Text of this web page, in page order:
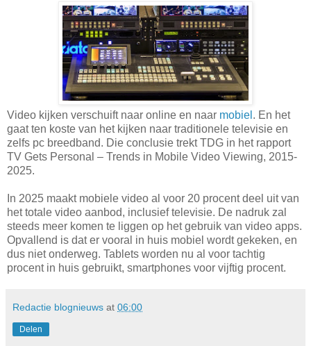
Video kijken verschuift naar online en naar mobiel . En het
gaat ten koste van het kijken naar traditionele televisie en
zelfs pc breedband. Die conclusie trekt TDG in het rapport
TV Gets Personal – Trends in Mobile Video Viewing, 2015-
2025.
In 2025 maakt mobiele video al voor 20 procent deel uit van
het totale video aanbod, inclusief televisie. De nadruk zal
steeds meer komen te liggen op het gebruik van video apps.
Opvallend is dat er vooral in huis mobiel wordt gekeken, en
dus niet onderweg. Tablets worden nu al voor tachtig
procent in huis gebruikt, smartphones voor vijftig procent.
Redactie blognieuws at 06:00
Delen